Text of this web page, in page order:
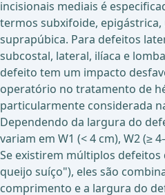
incisionais mediais é
termos subxifoide,
suprapúbica. Para defeitos
subcostal, lateral, ilíaca e
defeito tem um impacto
operatório no tratamento de
particularmente considerada
Dependendo da largura do
variam em W1 (< 4 cm), W2 (≥
Se existirem múltiplos
queijo suíço"), eles são
comprimento e a largura do